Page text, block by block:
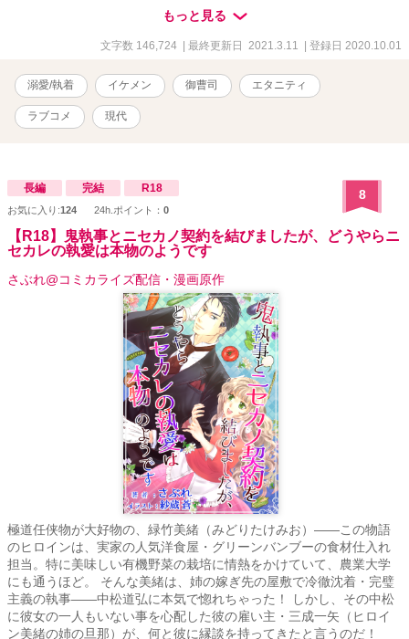
司に溺愛執着される、めくるめくラブデイズ！
もっと見る
文字数 146,724 | 最終更新日 2021.3.11 | 登録日 2020.10.01
溺愛/執着 イケメン 御曹司 エタニティ
ラブコメ 現代
長編 完結 R18
お気に入り:124 24h.ポイント： 0
8
【R18】鬼執事とニセカノ契約を結びましたが、どうやらニ
セカレの執愛は本物のようです
さぶれ@コミカライズ配信・漫画原作
極道任侠物が大好物の、緑竹美緒（みどりたけみお）――この物語
のヒロインは、実家の人気洋食屋・グリーンバンブーの食材仕入れ
担当。特に美味しい有機野菜の栽培に情熱をかけていて、農業大学
にも通うほど。 そんな美緒は、姉の嫁ぎ先の屋敷で冷徹沈着・完璧
主義の執事――中松道弘に本気で惚れちゃった！ しかし、その中松
に彼女の一人もいない事を心配した彼の雇い主・三成一矢（ヒロイ
ン美緒の姉の旦那）が、何と彼に縁談を持ってきたと言うのだ！